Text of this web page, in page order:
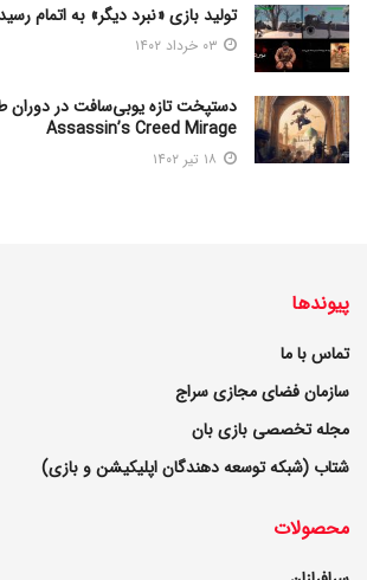
تولید بازی «نبرد دیگر» به اتمام
دستپخت تازه یوبی‌سافت در دوران
Assassin’s Creed Mirage
پیوندها
تماس با ما
سازمان فضای مجازی سراج
مجله تخصصی بازی بان
شتاب (شبکه توسعه دهندگان اپلیکیشن و بازی)
محصولات